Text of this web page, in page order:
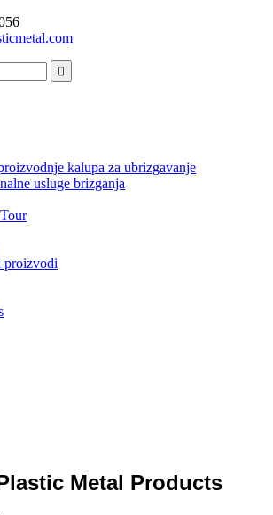
kalupa za ubrizgavanje
usluge brizganja
proizvodi
Metal Products